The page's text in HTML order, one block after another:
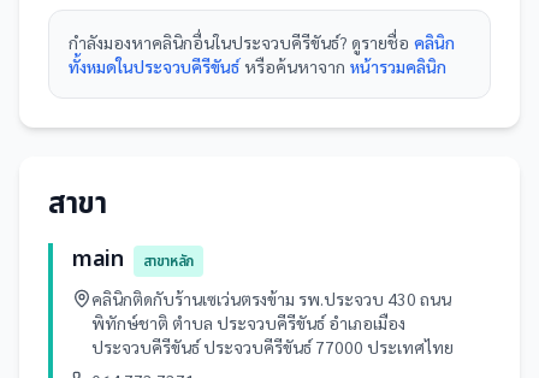
กำลังมองหาคลินิกอื่นในประจวบคีรีขันธ์? ดูรายชื่อ คลินิก
ทั้งหมดในประจวบคีรีขันธ์ หรือค้นหาจาก หน้ารวมคลินิก
สาขา
main
สาขาหลัก
คลินิกติดกับร้านเซเว่นตรงข้าม รพ.ประจวบ 430 ถนน
พิทักษ์ชาติ ตำบล ประจวบคีรีขันธ์ อำเภอเมือง
ประจวบคีรีขันธ์ ประจวบคีรีขันธ์ 77000 ประเทศไทย